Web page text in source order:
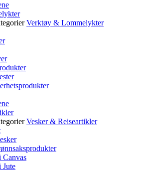
Verktøy & Lommelykter
Vesker & Reiseartikler
Canvas
Jute